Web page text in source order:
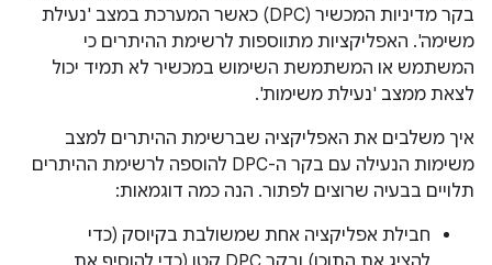
בקר מדיניות המכשיר (DPC) כאשר המערכת במצב 'נעילת
משימה'. האפליקציות מתווספות לרשימת ההיתרים כי
המשתמש או המשתמשת השימוש במכשיר לא תמיד יכול
לצאת ממצב 'נעילת משימות'.
איך משלבים את האפליקציה שברשימת ההיתרים למצב
משימות הנעילה עם בקר ה-DPC להוספה לרשימת ההיתרים
תלויים בבעיה שרוצים לפתור. הנה כמה דוגמאות:
חבילת אפליקציה אחת שמשולבת בקיוסק (כדי